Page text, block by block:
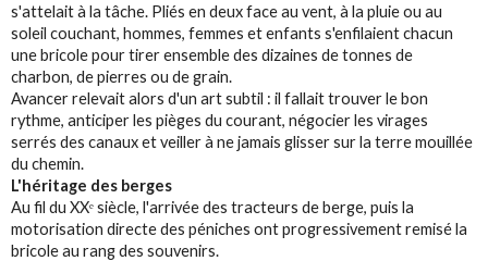
s'attelait à la tâche. Pliés en deux face au vent, à la pluie ou au
soleil couchant, hommes, femmes et enfants s'enfilaient chacun
une bricole pour tirer ensemble des dizaines de tonnes de
charbon, de pierres ou de grain.
Avancer relevait alors d'un art subtil : il fallait trouver le bon
rythme, anticiper les pièges du courant, négocier les virages
serrés des canaux et veiller à ne jamais glisser sur la terre mouillée
du chemin.
L'héritage des berges
Au fil du XXᵉ siècle, l'arrivée des tracteurs de berge, puis la
motorisation directe des péniches ont progressivement remisé la
bricole au rang des souvenirs.